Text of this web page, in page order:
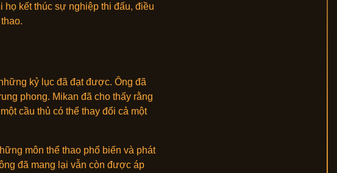
họ kết thúc sự nghiệp thi đấu, điều
kỷ lục đã đạt được. Ông đã
phong. Mikan đã cho thấy rằng
cầu thủ có thể thay đổi cả một
môn thể thao phổ biến và phát
đã mang lại vẫn còn được áp